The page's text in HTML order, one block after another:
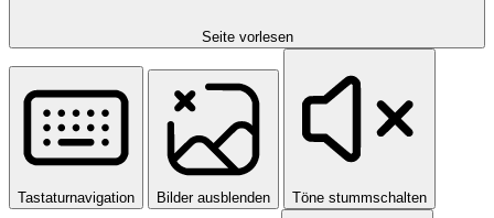
Seite vorlesen
Tastaturnavigation Bilder ausblenden Töne stummschalten